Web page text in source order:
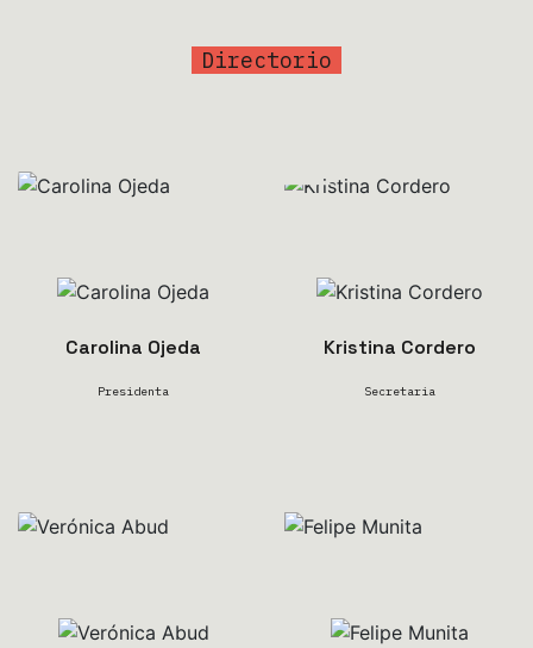
Directorio
Carolina Ojeda
Presidenta
Kristina Cordero
Secretaria